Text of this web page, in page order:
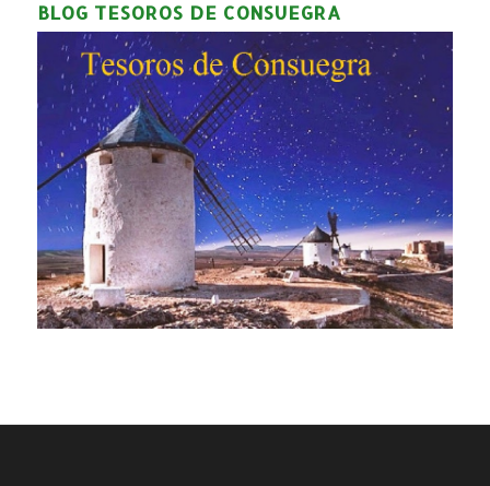
BLOG TESOROS DE CONSUEGRA